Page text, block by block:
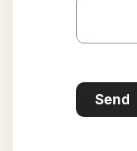
Send